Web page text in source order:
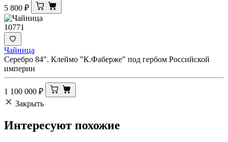
5 800 ₽
10771
Чайница
Серебро 84". Клеймо "К.Фаберже" под гербом Российской
империи
1 100 000 ₽
Закрыть
Интересуют похожие